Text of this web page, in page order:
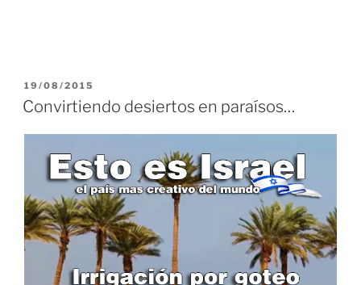
PUBLICADO
EL
19/08/2015
Convirtiendo desiertos en paraísos…